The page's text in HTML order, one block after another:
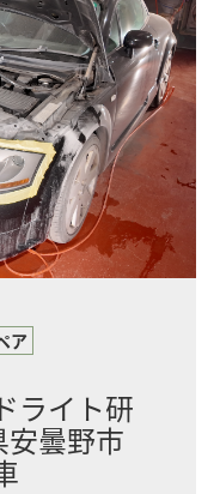
ア
ライト研
曇野市